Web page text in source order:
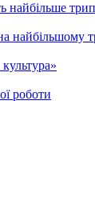
найбільшому
роботи